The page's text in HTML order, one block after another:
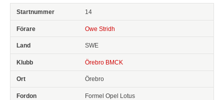
14
Owe Stridh
SWE
Örebro BMCK
Örebro
Formel Opel Lotus